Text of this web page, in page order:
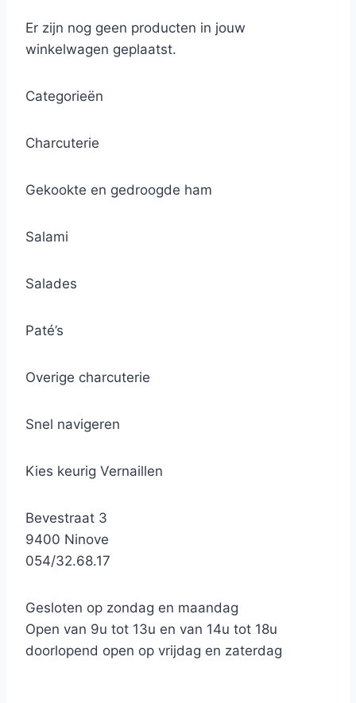
Er zijn nog geen producten in jouw
winkelwagen geplaatst.
Categorieën
Charcuterie
Gekookte en gedroogde ham
Salami
Salades
Paté’s
Overige charcuterie
Snel navigeren
Kies keurig Vernaillen
Bevestraat 3
9400 Ninove
054/32.68.17
Gesloten op zondag en maandag
Open van 9u tot 13u en van 14u tot 18u
doorlopend open op vrijdag en zaterdag